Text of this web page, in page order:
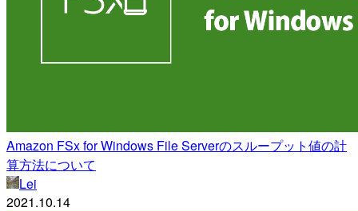
Amazon FSx for Windows File Serverのスループット値の計
算方法について
Lei
2021.10.14